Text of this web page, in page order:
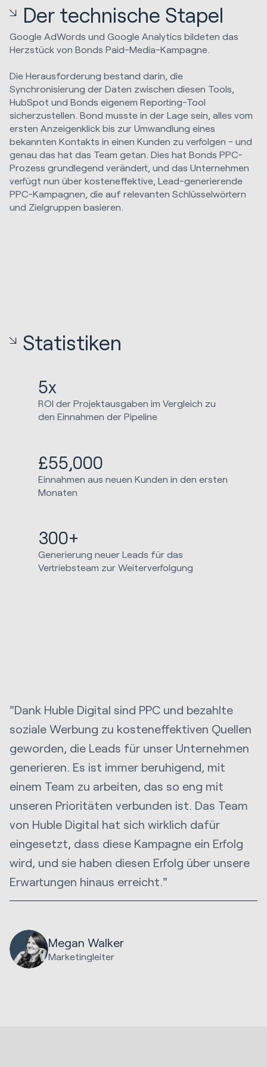
Der technische Stapel
Google AdWords und Google Analytics bildeten das
Herzstück von Bonds Paid-Media-Kampagne.
Die Herausforderung bestand darin, die
Synchronisierung der Daten zwischen diesen Tools,
HubSpot und Bonds eigenem Reporting-Tool
sicherzustellen. Bond musste in der Lage sein, alles vom
ersten Anzeigenklick bis zur Umwandlung eines
bekannten Kontakts in einen Kunden zu verfolgen - und
genau das hat das Team getan. Dies hat Bonds PPC-
Prozess grundlegend verändert, und das Unternehmen
verfügt nun über kosteneffektive, Lead-generierende
PPC-Kampagnen, die auf relevanten Schlüsselwörtern
und Zielgruppen basieren.
Statistiken
5x
ROI der Projektausgaben im Vergleich zu
den Einnahmen der Pipeline
£55,000
Einnahmen aus neuen Kunden in den ersten
Monaten
300+
Generierung neuer Leads für das
Vertriebsteam zur Weiterverfolgung
Megan Walker
Marketingleiter
"Dank Huble Digital sind PPC und bezahlte
soziale Werbung zu kosteneffektiven Quellen
geworden, die Leads für unser Unternehmen
generieren. Es ist immer beruhigend, mit
einem Team zu arbeiten, das so eng mit
unseren Prioritäten verbunden ist. Das Team
von Huble Digital hat sich wirklich dafür
eingesetzt, dass diese Kampagne ein Erfolg
wird, und sie haben diesen Erfolg über unsere
Erwartungen hinaus erreicht."